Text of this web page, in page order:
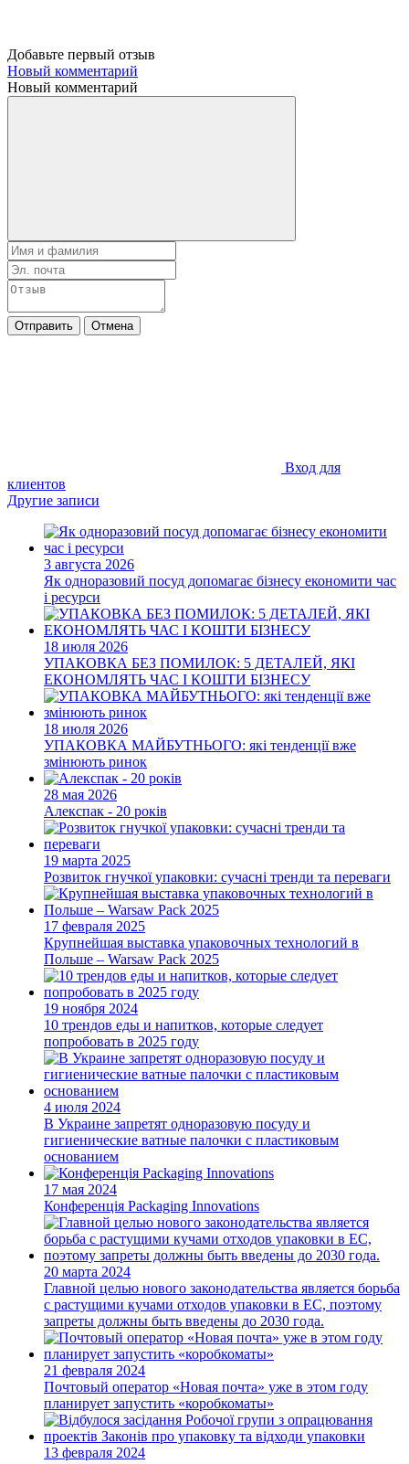
Добавьте первый отзыв
Новый комментарий
Новый комментарий
Отправить Отмена
Вход для
клиентов
Другие записи
3 августа 2026
Як одноразовий посуд допомагає бізнесу економити час
і ресурси
18 июля 2026
УПАКОВКА БЕЗ ПОМИЛОК: 5 ДЕТАЛЕЙ, ЯКІ
ЕКОНОМЛЯТЬ ЧАС І КОШТИ БІЗНЕСУ
18 июля 2026
УПАКОВКА МАЙБУТНЬОГО: які тенденції вже
змінюють ринок
28 мая 2026
Алекспак - 20 років
19 марта 2025
Розвиток гнучкої упаковки: сучасні тренди та переваги
17 февраля 2025
Крупнейшая выставка упаковочных технологий в
Польше – Warsaw Pack 2025
19 ноября 2024
10 трендов еды и напитков, которые следует
попробовать в 2025 году
4 июля 2024
В Украине запретят одноразовую посуду и
гигиенические ватные палочки с пластиковым
основанием
17 мая 2024
Конференція Packaging Innovations
20 марта 2024
Главной целью нового законодательства является борьба
с растущими кучами отходов упаковки в ЕС, поэтому
запреты должны быть введены до 2030 года.
21 февраля 2024
Почтовый оператор «Новая почта» уже в этом году
планирует запустить «коробкоматы»
13 февраля 2024